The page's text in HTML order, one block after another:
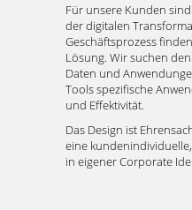
Für unsere Kunden
der digitalen
Geschäftsprozess
Lösung. Wir suchen
Daten und
Tools spezifische
und Effektivität.
Das Design ist
eine
in eigener Corporate